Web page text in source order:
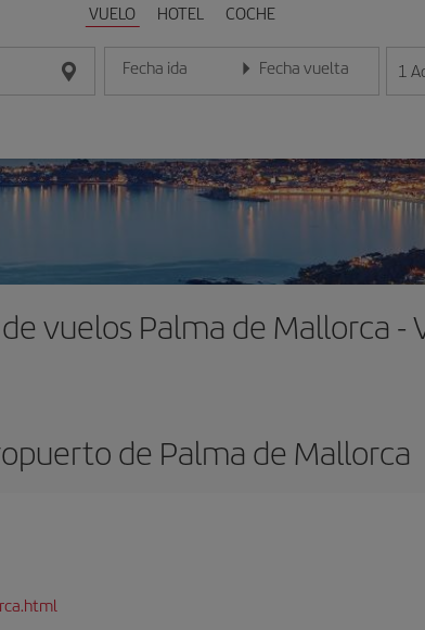
VUELO HOTEL COCHE
Fecha ida
Introduce la fecha en formato día/mes/año
Fecha vuelta
Introduce la fecha en 1
vuelos Palma de Mallorca -
de Palma de Mallorca